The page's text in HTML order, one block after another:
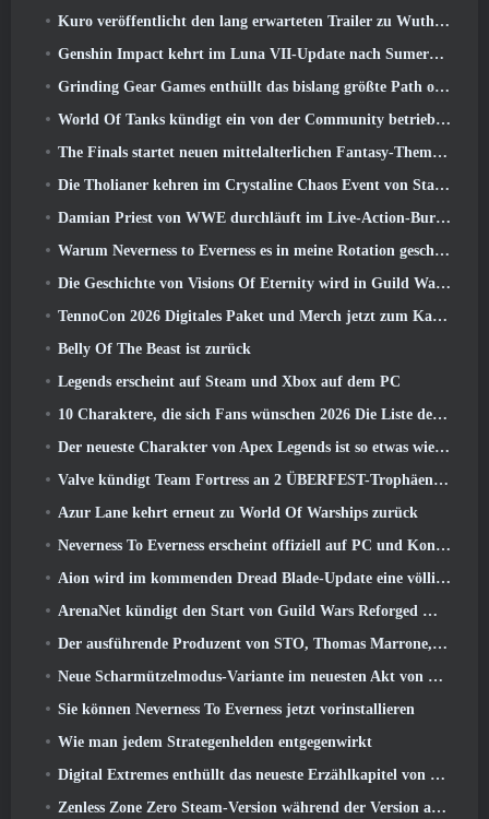
Kuro veröffentlicht den lang erwarteten Trailer zu Wuthering Waves Cyberpunk: Edgerunners Crossover
Genshin Impact kehrt im Luna VII-Update nach Sumeru zurück
Grinding Gear Games enthüllt das bislang größte Path of Exile II-Update, Rückkehr der Alten
World Of Tanks kündigt ein von der Community betriebenes WARRIORS-Turnier an
The Finals startet neuen mittelalterlichen Fantasy-Themenmodus „Dragon’s Claim“
Die Tholianer kehren im Crystaline Chaos Event von Star Trek Online zurück
Damian Priest von WWE durchläuft im Live-Action-Burst-Fest-Trailer von Delta Force eine Ausbildung im „The Loot Camp“.
Warum Neverness to Everness es in meine Rotation geschafft hat, Zur Zeit
Die Geschichte von Visions Of Eternity wird in Guild Wars fortgesetzt 2 Nächste Woche
TennoCon 2026 Digitales Paket und Merch jetzt zum Kauf verfügbar
Belly Of The Beast ist zurück
Legends erscheint auf Steam und Xbox auf dem PC
10 Charaktere, die sich Fans wünschen 2026 Die Liste der Marvel-Rivalen ist am höchsten und wie wahrscheinlich ist, dass sie eintreten
Der neueste Charakter von Apex Legends ist so etwas wie ein Geschwindigkeitsdämon
Valve kündigt Team Fortress an 2 ÜBERFEST-Trophäen-Design-Wettbewerb
Azur Lane kehrt erneut zu World Of Warships zurück
Neverness To Everness erscheint offiziell auf PC und Konsolen
Aion wird im kommenden Dread Blade-Update eine völlig neue Klasse erhalten
ArenaNet kündigt den Start von Guild Wars Reforged Mobile an
Der ausführende Produzent von STO, Thomas Marrone, und der Creative Director von Neverwinter, Randy Mosiondz, diskutieren über die Spiele und die Zukunft von Cryptic
Neue Scharmützelmodus-Variante im neuesten Akt von Valorant eingeführt
Sie können Neverness To Everness jetzt vorinstallieren
Wie man jedem Strategenhelden entgegenwirkt
Digital Extremes enthüllt das neueste Erzählkapitel von Warframe mit neuen Anime-Shorts
Zenless Zone Zero Steam-Version während der Version angekündigt 2.8 Sonderprogramm